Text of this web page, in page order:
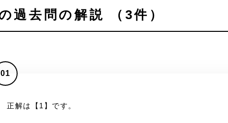
過去問の解説 （3件）
01
正解は【1】です。